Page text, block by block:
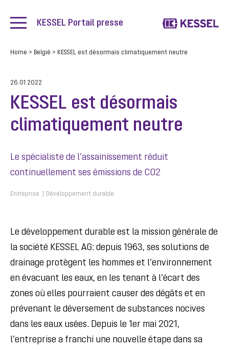
KESSEL Portail presse
Home > België > KESSEL est désormais climatiquement neutre
26.01.2022
KESSEL est désormais
climatiquement neutre
Le spécialiste de l’assainissement réduit
continuellement ses émissions de CO2
Entreprise Développement durable
Le développement durable est la mission générale de
la société KESSEL AG: depuis 1963, ses solutions de
drainage protègent les hommes et l’environnement
en évacuant les eaux, en les tenant à l’écart des
zones où elles pourraient causer des dégâts et en
prévenant le déversement de substances nocives
dans les eaux usées. Depuis le 1er mai 2021,
l’entreprise a franchi une nouvelle étape dans sa